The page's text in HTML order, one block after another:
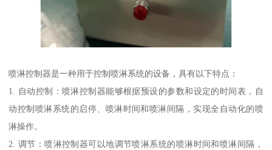
喷淋控制器是一种用于控制喷淋系统的设备，具有以下特点：
1. 自动控制：喷淋控制器能够根据预设的参数和设定的时间表，自
动控制喷淋系统的启停、喷淋时间和喷淋间隔，实现全自动化的喷
淋操作。
2. 调节：喷淋控制器可以地调节喷淋系统的喷淋时间和喷淋间隔，